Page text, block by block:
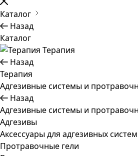
Каталог
Назад
Каталог
Терапия
Назад
Терапия
Адгезивные системы и
Назад
Адгезивные системы и
Адгезивы
Аксессуары для адгезивных систем
Протравочные гели